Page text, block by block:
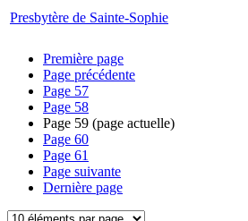
Presbytère de Sainte-Sophie
Première page
Page précédente
Page 57
Page 58
Page 59 (page actuelle)
Page 60
Page 61
Page suivante
Dernière page